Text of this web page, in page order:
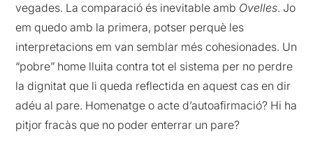
vegades. La comparació és inevitable amb Ovelles. Jo
em quedo amb la primera, potser perquè les
interpretacions em van semblar més cohesionades. Un
“pobre” home lluita contra tot el sistema per no perdre
la dignitat que li queda reflectida en aquest cas en dir
adéu al pare. Homenatge o acte d’autoafirmació? Hi ha
pitjor fracàs que no poder enterrar un pare?